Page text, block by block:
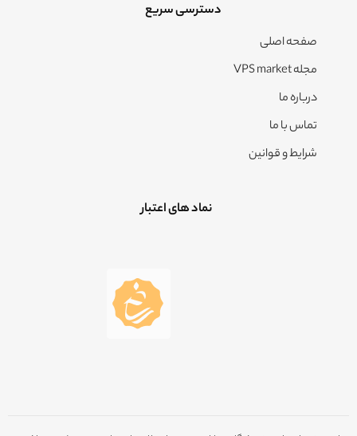
دسترسی سریع
صفحه اصلی
مجله VPS market
درباره ما
تماس با ما
شرایط و قوانین
نماد های اعتبار